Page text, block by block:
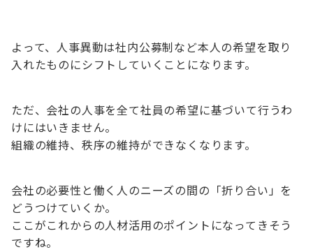
よって、人事異動は社内公募制など本人の希望を取り
入れたものにシフトしていくことになります。
ただ、会社の人事を全て社員の希望に基づいて行うわ
けにはいきません。
組織の維持、秩序の維持ができなくなります。
会社の必要性と働く人のニーズの間の「折り合い」を
どうつけていくか。
ここがこれからの人材活用のポイントになってきそう
ですね。